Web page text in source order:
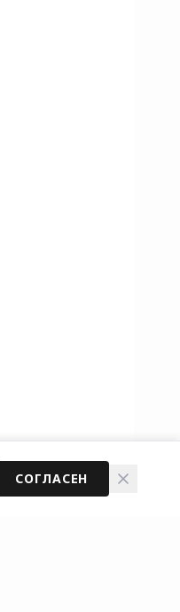
СОГЛАСЕН